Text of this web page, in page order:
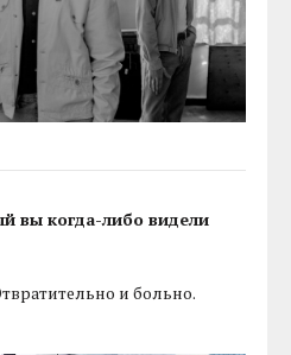
вы когда-либо видели
и больно.